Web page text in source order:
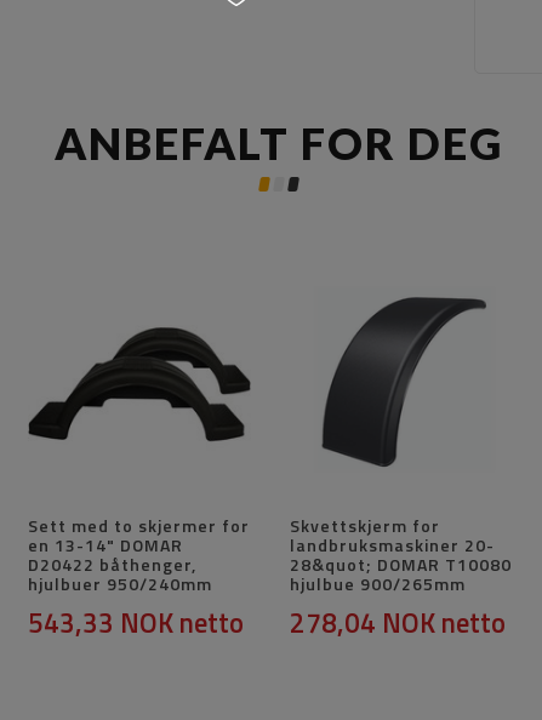
ANBEFALT FOR DEG
Sett med to skjermer for
en 13-14" DOMAR
D20422 båthenger,
hjulbuer 950/240mm
543,33 NOKnetto
Skvettskjerm for
landbruksmaskiner 20-
28&quot; DOMAR T10080
hjulbue 900/265mm
278,04 NOKnetto